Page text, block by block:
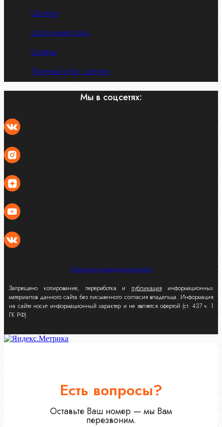
Шпонки
Шпоночная сталь
Штифты
Латунный и бр. крепеж
Мы в соцсетях:
Политика конфиденциальности
Запрещено копирование, переработка и публикация информационных
материалов данного сайта без письменного согласия владельца. Информация
на сайте носит информационный характер и не является офертой (ст. 437 ч. 1
ГК РФ).
Есть вопросы?
Оставьте Ваш номер — мы Вам
перезвоним.